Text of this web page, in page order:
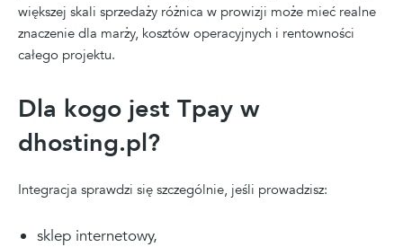
większej skali sprzedaży różnica w prowizji może mieć realne
znaczenie dla marży, kosztów operacyjnych i rentowności
całego projektu.
Dla kogo jest Tpay w
dhosting.pl?
Integracja sprawdzi się szczególnie, jeśli prowadzisz:
sklep internetowy,